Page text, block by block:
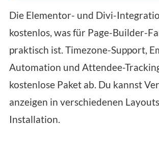
Die Elementor- und Divi-
kostenlos, was für Page-Builder-
praktisch ist. Timezone-Support,
Automation und Attendee-
kostenlose Paket ab. Du kannst
anzeigen in verschiedenen
Installation.